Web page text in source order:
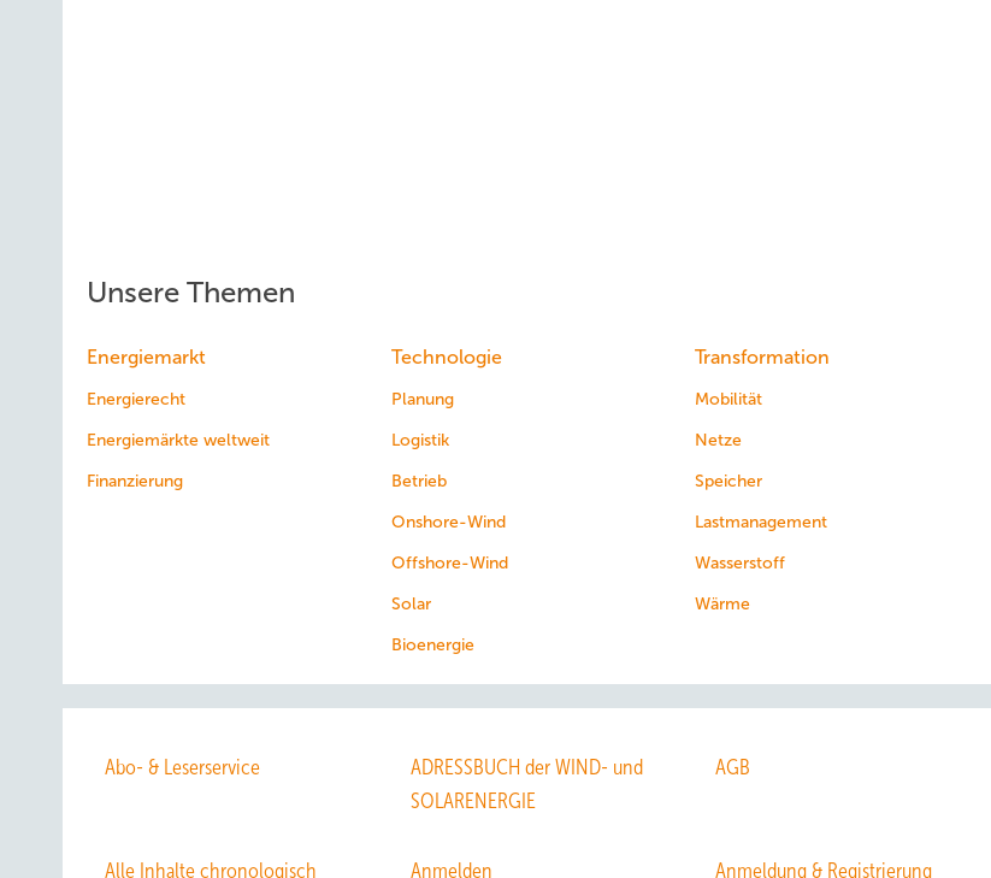
Unsere Themen
Energiemarkt
Energierecht
Energiemärkte weltweit
Finanzierung
Technologie
Planung
Logistik
Betrieb
Onshore-Wind
Offshore-Wind
Solar
Bioenergie
Transformation
Mobilität
Netze
Speicher
Lastmanagement
Wasserstoff
Wärme
Abo- & Leserservice
ADRESSBUCH der WIND- und
SOLARENERGIE
AGB
Alle Inhalte chronologisch Anmelden Anmeldung & Registrierung